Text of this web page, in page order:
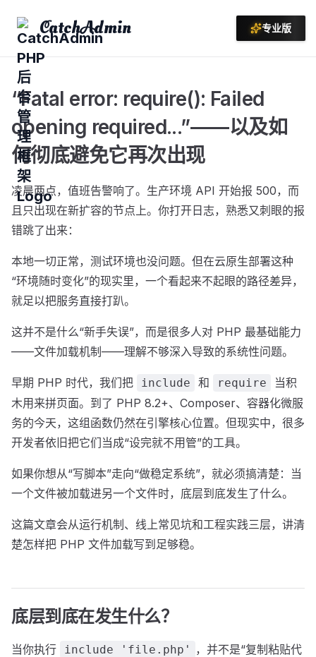
CatchAdmin 专业版
“Fatal error: require(): Failed
opening required...”——以及如
何彻底避免它再次出现
凌晨两点，值班告警响了。生产环境 API 开始报 500，而
且只出现在新扩容的节点上。你打开日志，熟悉又刺眼的报
错跳了出来：
本地一切正常，测试环境也没问题。但在云原生部署这种
“环境随时变化”的现实里，一个看起来不起眼的路径差异，
就足以把服务直接打趴。
这并不是什么“新手失误”，而是很多人对 PHP 最基础能力
——文件加载机制——理解不够深入导致的系统性问题。
早期 PHP 时代，我们把 include 和 require
当积
木用来拼页面。到了 PHP 8.2+、Composer、容器化微服
务的今天，这组函数仍然在引擎核心位置。但现实中，很多
开发者依旧把它们当成“设完就不用管”的工具。
如果你想从“写脚本”走向“做稳定系统”，就必须搞清楚：当
一个文件被加载进另一个文件时，底层到底发生了什么。
这篇文章会从运行机制、线上常见坑和工程实践三层，讲清
楚怎样把 PHP 文件加载写到足够稳。
底层到底在发生什么？
当你执行 include 'file.php'
，并不是“复制粘贴代